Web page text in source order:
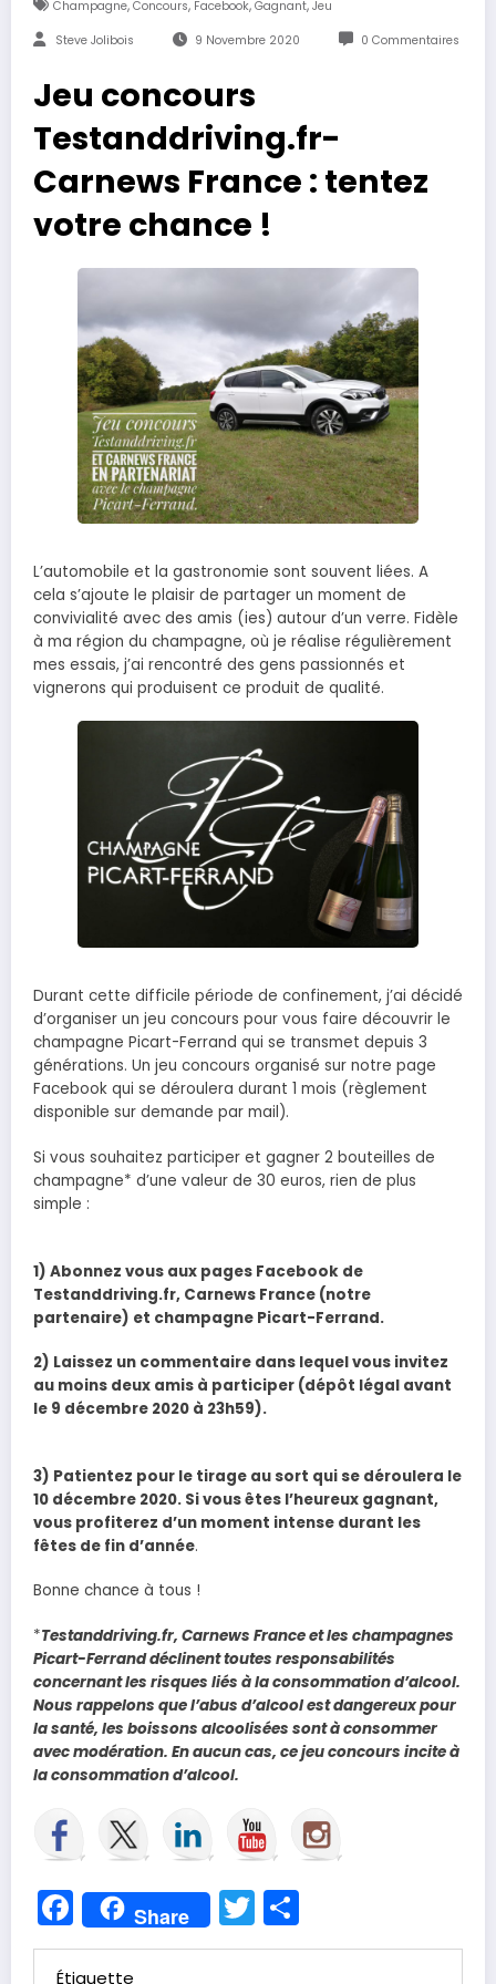
Champagne, Concours, Facebook, Gagnant, Jeu
Steve Jolibois 9 Novembre 2020 0 Commentaires
Jeu concours
Testanddriving.fr-
Carnews France : tentez
votre chance !
L’automobile et la gastronomie sont souvent liées. A
cela s’ajoute le plaisir de partager un moment de
convivialité avec des amis (ies) autour d’un verre. Fidèle
à ma région du champagne, où je réalise régulièrement
mes essais, j’ai rencontré des gens passionnés et
vignerons qui produisent ce produit de qualité.
Durant cette difficile période de confinement, j’ai décidé
d’organiser un jeu concours pour vous faire découvrir le
champagne Picart-Ferrand qui se transmet depuis 3
générations. Un jeu concours organisé sur notre page
Facebook qui se déroulera durant 1 mois (règlement
disponible sur demande par mail).
Si vous souhaitez participer et gagner 2 bouteilles de
champagne* d’une valeur de 30 euros, rien de plus
simple :
1) Abonnez vous aux pages Facebook de
Testanddriving.fr, Carnews France (notre
partenaire) et champagne Picart-Ferrand.
2) Laissez un commentaire dans lequel vous invitez
au moins deux amis à participer (dépôt légal avant
le 9 décembre 2020 à 23h59).
3) Patientez pour le tirage au sort qui se déroulera le
10 décembre 2020. Si vous êtes l’heureux gagnant,
vous profiterez d’un moment intense durant les
fêtes de fin d’année.
Bonne chance à tous !
*Testanddriving.fr, Carnews France et les champagnes
Picart-Ferrand déclinent toutes responsabilités
concernant les risques liés à la consommation d’alcool.
Nous rappelons que l’abus d’alcool est dangereux pour
la santé, les boissons alcoolisées sont à consommer
avec modération. En aucun cas, ce jeu concours incite à
la consommation d’alcool.
Facebook
Share Twitter
Étiquette